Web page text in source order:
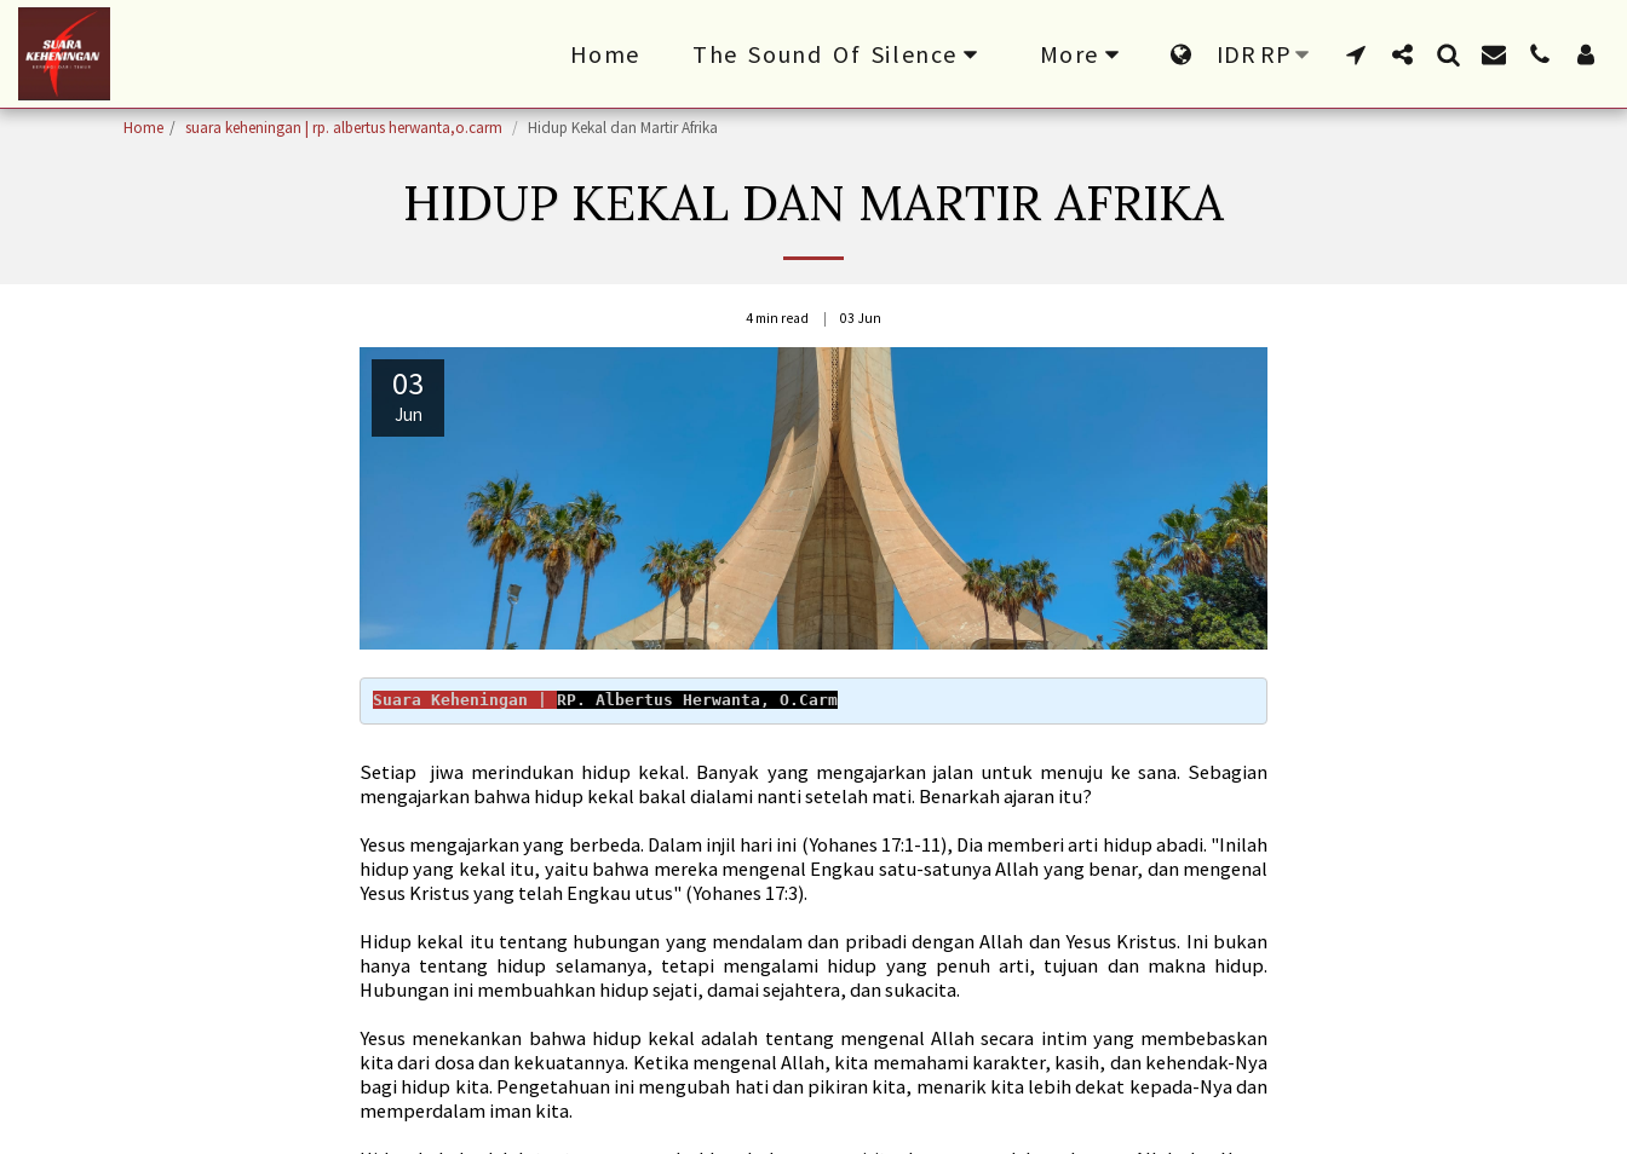
Home The Sound Of Silence More IDR RP
Home suara keheningan | rp. albertus herwanta,o.carm Hidup Kekal dan Martir Afrika
HIDUP KEKAL DAN MARTIR AFRIKA
4 min read 03 Jun
03
Jun
Suara Keheningan | RP. Albertus Herwanta, O.Carm
Setiap jiwa merindukan hidup kekal. Banyak yang mengajarkan jalan untuk menuju ke sana. Sebagian
mengajarkan bahwa hidup kekal bakal dialami nanti setelah mati. Benarkah ajaran itu?
Yesus mengajarkan yang berbeda. Dalam injil hari ini (Yohanes 17:1-11), Dia memberi arti hidup abadi. "Inilah
hidup yang kekal itu, yaitu bahwa mereka mengenal Engkau satu-satunya Allah yang benar, dan mengenal
Yesus Kristus yang telah Engkau utus" (Yohanes 17:3).
Hidup kekal itu tentang hubungan yang mendalam dan pribadi dengan Allah dan Yesus Kristus. Ini bukan
hanya tentang hidup selamanya, tetapi mengalami hidup yang penuh arti, tujuan dan makna hidup.
Hubungan ini membuahkan hidup sejati, damai sejahtera, dan sukacita.
Yesus menekankan bahwa hidup kekal adalah tentang mengenal Allah secara intim yang membebaskan
kita dari dosa dan kekuatannya. Ketika mengenal Allah, kita memahami karakter, kasih, dan kehendak-Nya
bagi hidup kita. Pengetahuan ini mengubah hati dan pikiran kita, menarik kita lebih dekat kepada-Nya dan
memperdalam iman kita.